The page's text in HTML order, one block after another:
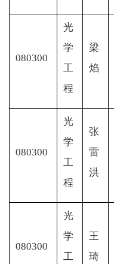
080300
光
学
工
程
梁
焰
080300
光
学
工
程
张
雷
洪
080300
光
学
工
王
琦